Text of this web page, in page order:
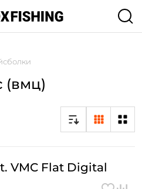
(вмц)
VMC Flat Digital